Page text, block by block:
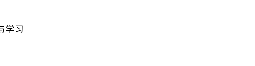
学习